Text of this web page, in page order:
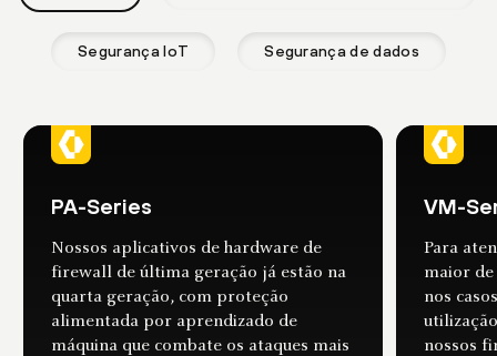
Segurança IoT Segurança de dados
PA-Series
Nossos aplicativos de hardware de
firewall de última geração já estão na
quarta geração, com proteção
alimentada por aprendizado de
máquina que combate os ataques mais
VM-
Para
maior
nos
nossos